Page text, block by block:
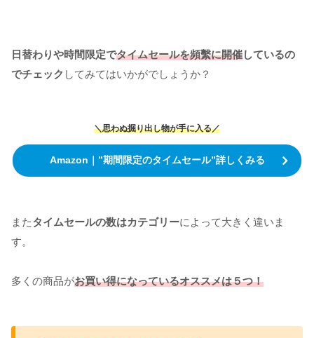
日替わりや時間限定でタイムセールを頻繫に開催しているの
でチェック してみてはいかがでしょうか？
＼思わぬ掘り出し物が手に入る／
Amazon｜”期間限定のタイムセール”詳しくみる
またタイムセールの数はカテゴリーによって大きく違いま
す。
多くの商品がお買い得になっているオススメは５つ！